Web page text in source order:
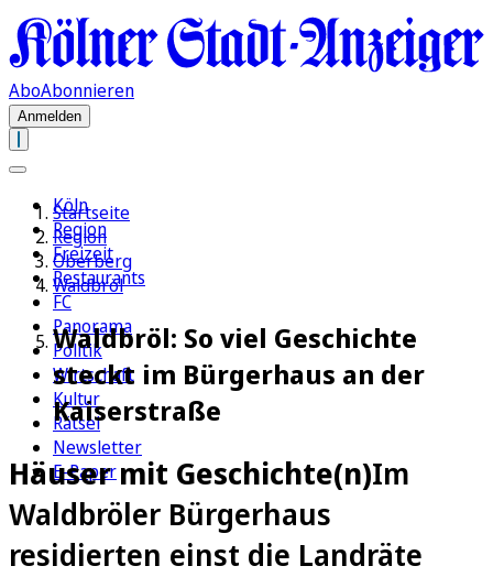
AboAbonnieren
Anmelden
Köln
Region
Freizeit
Restaurants
FC
Panorama
Politik
Wirtschaft
Kultur
Rätsel
Newsletter
E-Paper
Startseite
Region
Oberberg
Waldbröl
Waldbröl: So viel Geschichte
steckt im Bürgerhaus an der
Kaiserstraße
Häuser mit Geschichte(n)Im
Waldbröler Bürgerhaus
residierten einst die Landräte